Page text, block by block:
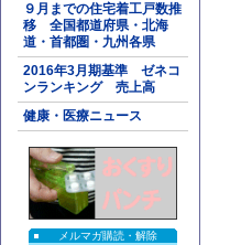
９月までの住宅着工戸数推
移 全国都道府県・北海
道・首都圏・九州各県
2016年3月期基準 ゼネコ
ンランキング 売上高
健康・医療ニュース
メルマガ購読・解除